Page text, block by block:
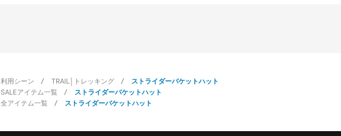
利用シーン TRAIL│トレッキング
ストライダーバケットハット
SALEアイテム一覧
ストライダーバケットハット
全アイテム一覧 ストライダーバケットハット